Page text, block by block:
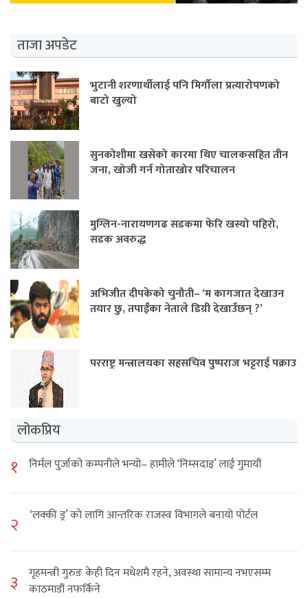
ताजा अपडेट
भुटानी शरणार्थीलाई पनि मिर्गौला प्रत्यारोपणको
बाटो खुल्यो
सुनकोशीमा खसेको कारमा थिए चालकसहित तीन
जना, खोजी गर्न गोताखोर परिचालन
मुग्लिन-नारायणगढ सडकमा फेरि खस्यो पहिरो,
सडक अवरुद्ध
अभिजीत दीपकेको चुनौती– ‘म कागजात देखाउन
तयार छु, तपाईंका नेताले डिग्री देखाउँछन् ?’
परराष्ट्र मन्त्रालयका सहसचिव पुष्पराज भट्टराई पक्राउ
लोकप्रिय
१ निर्मल पुर्जाको कम्पनीले भन्यो– हामीले ‘निम्सदाइ’ लाई गुमायौं
२ ‘लक्की ड्र’ को लागि आन्तरिक राजस्व विभागले बनायो पोर्टल
३
गृहमन्त्री गुरुङ केही दिन मधेशमै रहने, अवस्था सामान्य नभएसम्म
काठमाडौं नफर्किने